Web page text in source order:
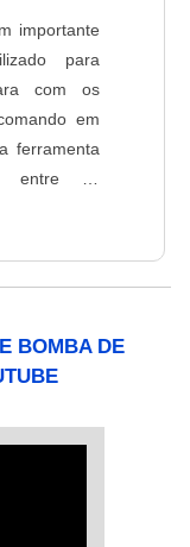
importante
para
com os
em
ferramenta
entre os
em todos
são
ou
BOMBA DE